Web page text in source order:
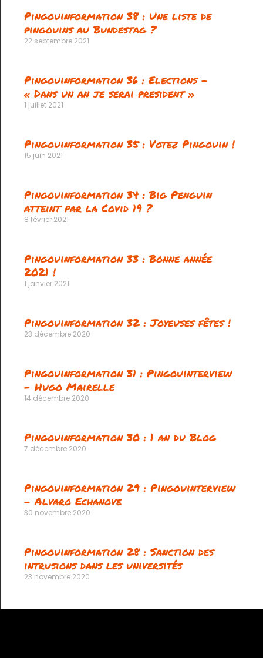
Pingouinformation 38 : Une liste de
pingouins au Bundestag ?
22 septembre 2021
Pingouinformation 36 : Elections –
« Dans un an je serai president »
1 juillet 2021
Pingouinformation 35 : Votez Pingouin !
15 juin 2021
Pingouinformation 34 : Big Penguin
atteint par la Covid 19 ?
8 février 2021
Pingouinformation 33 : Bonne année
2021 !
1 janvier 2021
Pingouinformation 32 : Joyeuses fêtes !
23 décembre 2020
Pingouinformation 31 : Pingouinterview
– Hugo Mairelle
14 décembre 2020
Pingouinformation 30 : 1 an du Blog
7 décembre 2020
Pingouinformation 29 : Pingouinterview
– Alvaro Echanove
30 novembre 2020
Pingouinformation 28 : Sanction des
intrusions dans les universités
23 novembre 2020